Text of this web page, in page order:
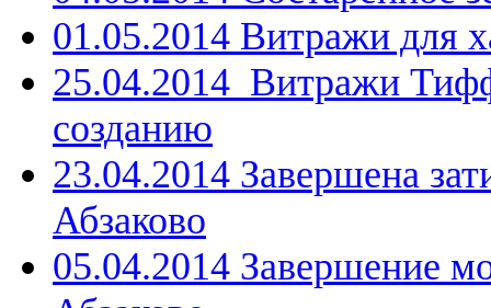
01.05.2014 Витражи для
25.04.2014 Витражи
созданию
23.04.2014 Завершена
Абзаково
05.04.2014 Завершение